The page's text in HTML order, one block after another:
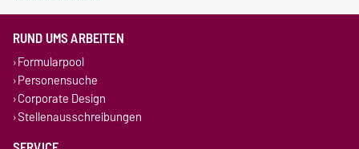
RUND UMS ARBEITEN
Formularpool
Personensuche
Corporate Design
Stellenausschreibungen